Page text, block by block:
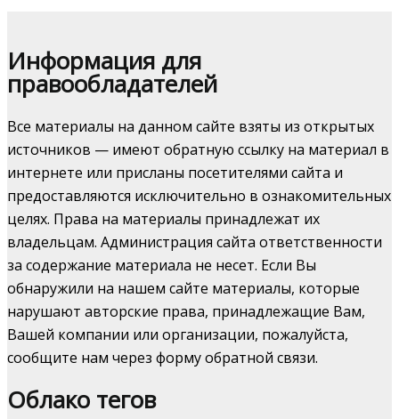
Информация для
правообладателей
Все материалы на данном сайте взяты из открытых
источников — имеют обратную ссылку на материал в
интернете или присланы посетителями сайта и
предоставляются исключительно в ознакомительных
целях. Права на материалы принадлежат их
владельцам. Администрация сайта ответственности
за содержание материала не несет. Если Вы
обнаружили на нашем сайте материалы, которые
нарушают авторские права, принадлежащие Вам,
Вашей компании или организации, пожалуйста,
сообщите нам через форму обратной связи.
Облако тегов